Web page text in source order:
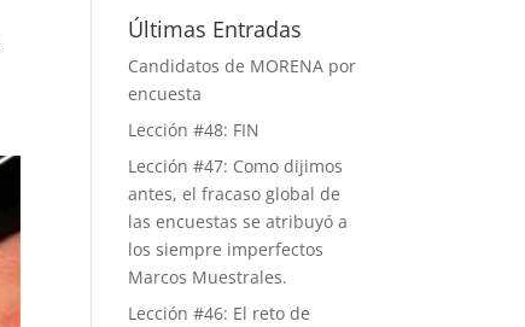
Últimas Entradas
Candidatos de MORENA por
encuesta
Lección #48: FIN
Lección #47: Como dijimos
antes, el fracaso global de
las encuestas se atribuyó a
los siempre imperfectos
Marcos Muestrales.
Lección #46: El reto de